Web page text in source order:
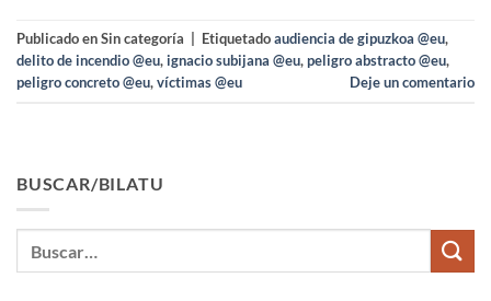
Publicado en Sin categoría Etiquetadoaudiencia de gipuzkoa @eu,
delito de incendio @eu,ignacio subijana @eu,peligro abstracto @eu,
peligro concreto @eu,víctimas @eu Deje un comentario
BUSCAR/BILATU